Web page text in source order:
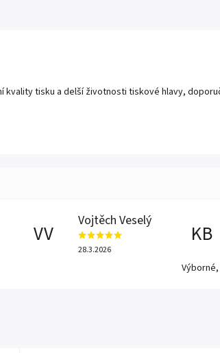
kvality tisku a delší životnosti tiskové hlavy,
VV
Vojtěch Veselý
28.3.2026
KB